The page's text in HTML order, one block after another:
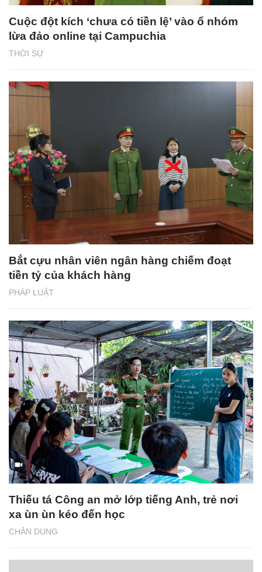
THỜI SỰ
Cuộc đột kích ‘chưa có tiền lệ’ vào ổ nhóm
lừa đảo online tại Campuchia
PHÁP LUẬT
Bắt cựu nhân viên ngân hàng chiếm đoạt
tiền tỷ của khách hàng
CHÂN DUNG
Thiếu tá Công an mở lớp tiếng Anh, trẻ nơi
xa ùn ùn kéo đến học